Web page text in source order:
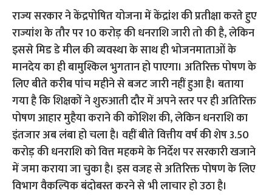
राज्य सरकार ने केंद्रपोषित योजना में केंद्रांश की प्रतीक्षा करते हुए
राज्यांश के तौर पर 10 करोड़ की धनराशि जारी तो की है, लेकिन
इससे मिड डे मील की व्यवस्था के साथ ही भोजनमाताओं के
मानदेय का ही बामुश्किल भुगतान हो पाएगा। अतिरिक्त पोषण के
लिए बीते करीब पांच महीने से बजट जारी नहीं हुआ है। बताया
गया है कि शिक्षकों ने शुरुआती दौर में अपने स्तर पर ही अतिरिक्त
पोषण आहार मुहैया कराने की कोशिश की, लेकिन धनराशि का
इंतजार अब लंबा हो चला है। वहीं बीते वित्तीय वर्ष की शेष 3.50
करोड़ की धनराशि को वित्त महकमे के निर्देश पर सरकारी खजाने
में जमा कराया जा चुका है। इस वजह से अतिरिक्त पोषण के लिए
विभाग वैकल्पिक बंदोबस्त करने से भी लाचार हो उठा है।